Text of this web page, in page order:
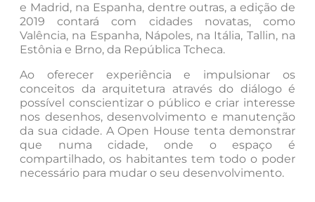
e Madrid, na Espanha, dentre outras, a edição de
2019 contará com cidades novatas, como
Valência, na Espanha, Nápoles, na Itália, Tallin, na
Estônia e Brno, da República Tcheca.
Ao oferecer experiência e impulsionar os
conceitos da arquitetura através do diálogo é
possível conscientizar o público e criar interesse
nos desenhos, desenvolvimento e manutenção
da sua cidade. A Open House tenta demonstrar
que numa cidade, onde o espaço é
compartilhado, os habitantes tem todo o poder
necessário para mudar o seu desenvolvimento.